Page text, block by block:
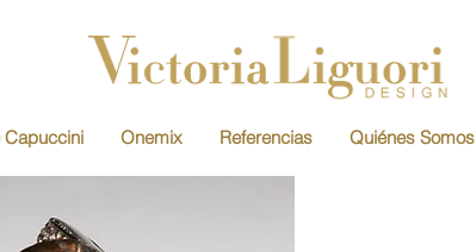
Capuccini Onemix Referencias Quiénes Somos